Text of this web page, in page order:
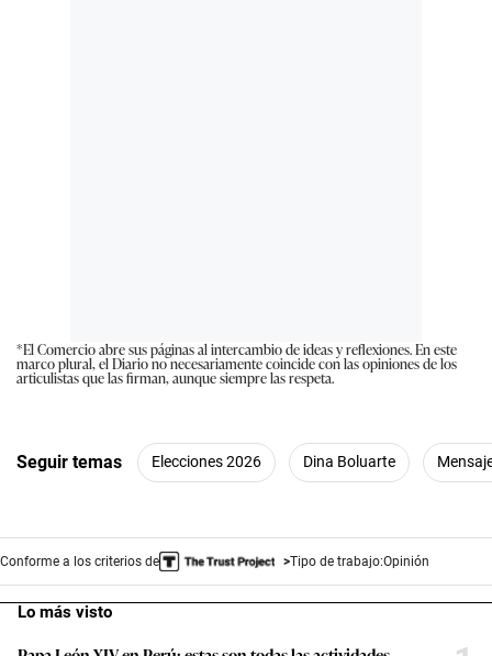
*El Comercio abre sus páginas al intercambio de ideas y reflexiones. En este
marco plural, el Diario no necesariamente coincide con las opiniones de los
articulistas que las firman, aunque siempre las respeta.
Seguir temas Elecciones 2026 Dina Boluarte
Conforme a los criterios de Tipo de trabajo:Opinión
Lo más visto